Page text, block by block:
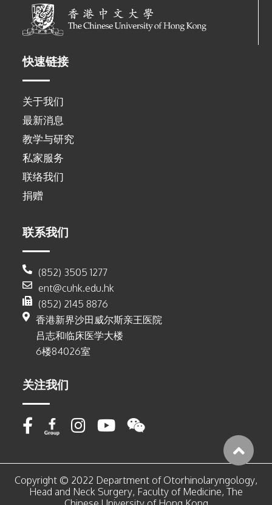
快速链接
关于我们
最新消息
教学与研究
私家服务
联络我们
捐赠
联系我们
(852) 3505 1277
ent@cuhk.edu.hk
(852) 2145 8876
香港新界沙田威尔斯亲王医院
吕志和临床医学大楼
6楼84026室
关注我们
Copyright © 2022 Department of Otorhinolaryngology,
Head and Neck Surgery, Faculty of Medicine, The